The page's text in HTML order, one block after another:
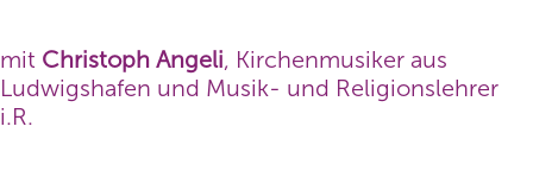
mit Christoph Angeli, Kirchenmusiker aus
Ludwigshafen und Musik- und Religionslehrer
i.R.